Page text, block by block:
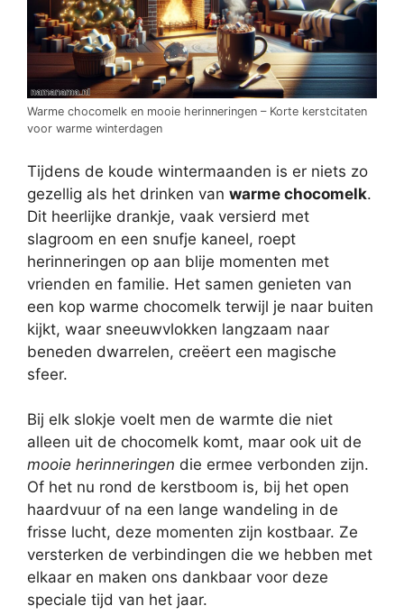
Warme chocomelk en mooie herinneringen – Korte kerstcitaten
voor warme winterdagen
Tijdens de koude wintermaanden is er niets zo
gezellig als het drinken van warme chocomelk.
Dit heerlijke drankje, vaak versierd met
slagroom en een snufje kaneel, roept
herinneringen op aan blije momenten met
vrienden en familie. Het samen genieten van
een kop warme chocomelk terwijl je naar buiten
kijkt, waar sneeuwvlokken langzaam naar
beneden dwarrelen, creëert een magische
sfeer.
Bij elk slokje voelt men de warmte die niet
alleen uit de chocomelk komt, maar ook uit de
mooie herinneringen die ermee verbonden zijn.
Of het nu rond de kerstboom is, bij het open
haardvuur of na een lange wandeling in de
frisse lucht, deze momenten zijn kostbaar. Ze
versterken de verbindingen die we hebben met
elkaar en maken ons dankbaar voor deze
speciale tijd van het jaar.